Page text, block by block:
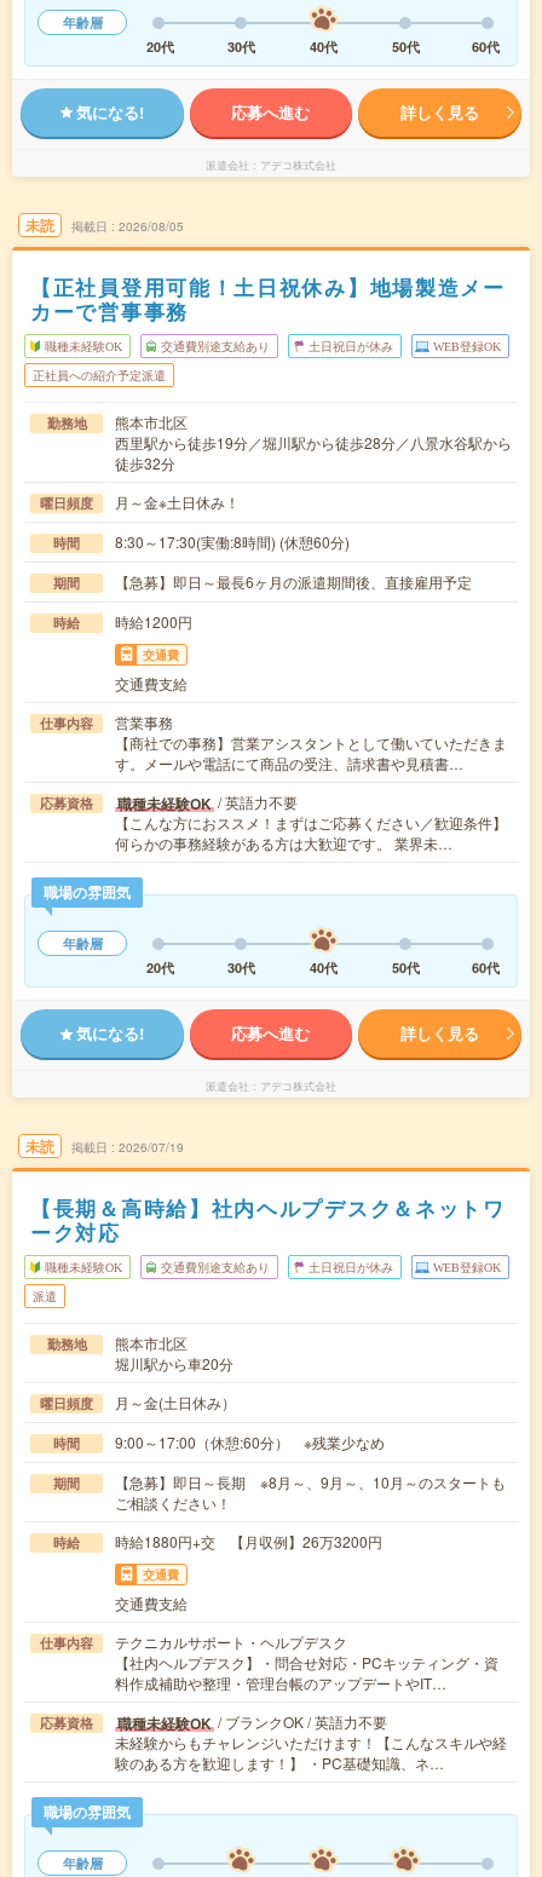
年齢層
20代
30代 40代 50代 60代
気になる! 応募へ進む 詳しく見る
派遣会社 アデコ株式会社
未読 掲載日 2026/08/05
【正社員登用可能！土日祝休み】地場製造メー
カーで営事事務
職種未経験OK 交通費別途支給あり 土日祝日が休み WEB登録OK
正社員への紹介予定派遣
勤務地
熊本市北区
西里駅から徒歩19分／堀川駅から徒歩28分／八景水谷駅から
徒歩32分
曜日頻度 月～金※土日休み！
時間 8:30～17:30(実働:8時間) (休憩60分)
期間 【急募】即日～最長6ヶ月の派遣期間後、直接雇用予定
時給 時給1200円
交通費
交通費支給
仕事内容
営業事務
【商社での事務】営業アシスタントとして働いていただきま
す。メールや電話にて商品の受注、請求書や見積書…
応募資格 職種未経験OK / 英語力不要
【こんな方におススメ！まずはご応募ください／歓迎条件】
何らかの事務経験がある方は大歓迎です。 業界未…
職場の雰囲気
年齢層
20代
30代 40代 50代 60代
気になる! 応募へ進む 詳しく見る
派遣会社 アデコ株式会社
未読 掲載日 2026/07/19
【長期＆高時給】社内ヘルプデスク＆ネットワ
ーク対応
職種未経験OK 交通費別途支給あり 土日祝日が休み WEB登録OK
派遣
勤務地
熊本市北区
堀川駅から車20分
曜日頻度 月～金(土日休み）
時間 9:00～17:00（休憩:60分） ※残業少なめ
期間
【急募】即日～長期 ※8月～、9月～、10月～のスタートも
ご相談ください！
時給 時給1880円+交 【月収例】26万3200円
交通費
交通費支給
仕事内容
テクニカルサポート・ヘルプデスク
【社内ヘルプデスク】・問合せ対応・PCキッティング・資
料作成補助や整理・管理台帳のアップデートやIT…
応募資格 職種未経験OK / ブランクOK / 英語力不要
未経験からもチャレンジいただけます！【こんなスキルや経
験のある方を歓迎します！】 ・PC基礎知識、ネ…
職場の雰囲気
年齢層